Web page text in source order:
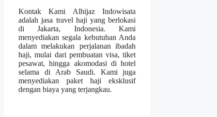
Kontak Kami Alhijaz Indowisata
adalah jasa travel haji yang berlokasi
di Jakarta, Indonesia. Kami
menyediakan segala kebutuhan Anda
dalam melakukan perjalanan ibadah
haji, mulai dari pembuatan visa, tiket
pesawat, hingga akomodasi di hotel
selama di Arab Saudi. Kami juga
menyediakan paket haji eksklusif
dengan biaya yang terjangkau.